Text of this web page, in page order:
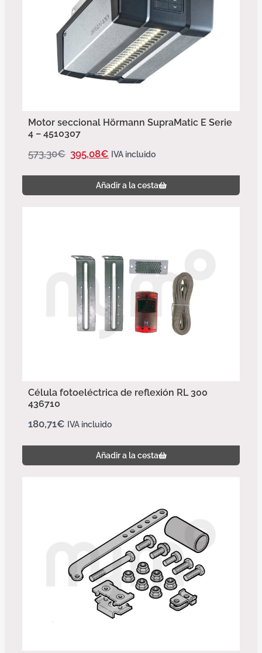
Motor seccional Hörmann SupraMatic E Serie
4 – 4510307
573,30€ 395,08€ IVA incluido
Añadir a la cesta
Célula fotoeléctrica de reflexión RL 300
436710
180,71€ IVA incluido
Añadir a la cesta